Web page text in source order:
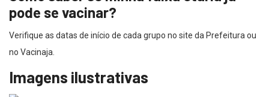
pode se vacinar?
Verifique as datas de início de cada grupo no site da Prefeitura ou
no Vacinaja.
Imagens ilustrativas